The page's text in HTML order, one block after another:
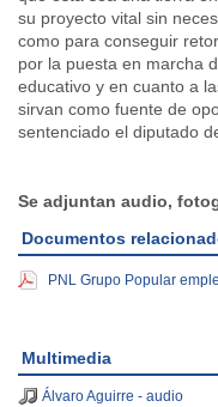
su proyecto vital sin
como para conseguir
por la puesta en marcha
educativo y en cuanto a
sirvan como fuente de
sentenciado el diputado
Se adjuntan audio,
Documentos
PNL Grupo Popular
Multimedia
Álvaro Aguirre - audio